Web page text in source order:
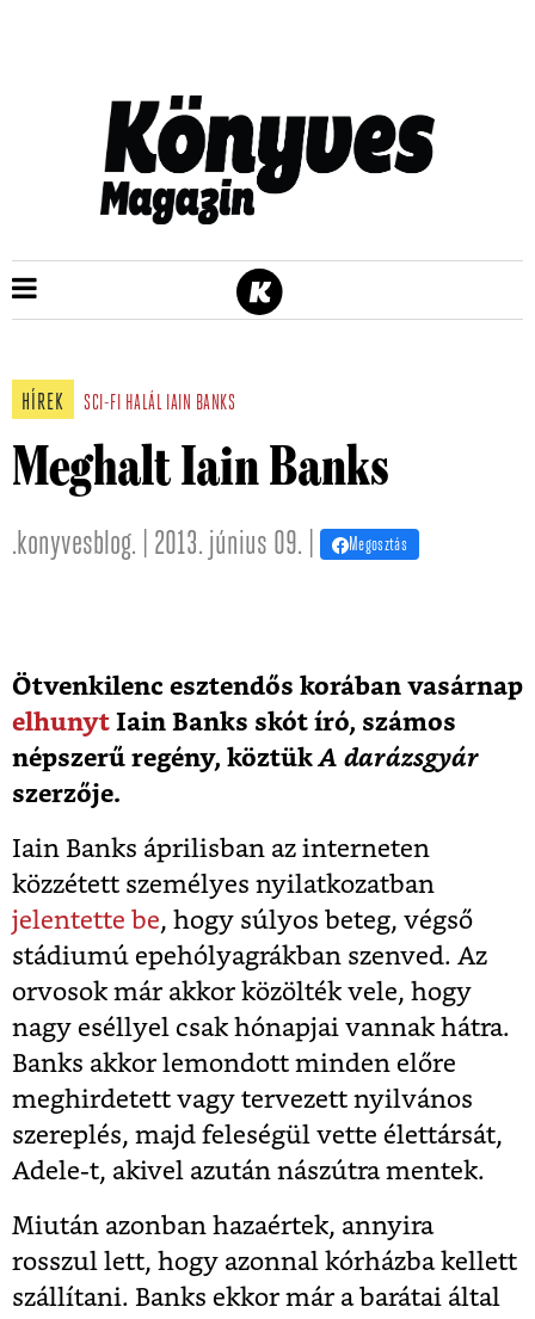
HÍREK SCI-FI HALÁL IAIN BANKS
Meghalt Iain Banks
.konyvesblog. | 2013. június 09. | Megosztás
Ötvenkilenc esztendős korában vasárnap
elhunyt Iain Banks skót író, számos
népszerű regény, köztükA darázsgyár
szerzője.
Iain Banks áprilisban az interneten
közzétett személyes nyilatkozatban
jelentette be, hogy súlyos beteg, végső
stádiumú epehólyagrákban szenved. Az
orvosok már akkor közölték vele, hogy
nagy eséllyel csak hónapjai vannak hátra.
Banks akkor lemondott minden előre
meghirdetett vagy tervezett nyilvános
szereplés, majd feleségül vette élettársát,
Adele-t, akivel azután nászútra mentek.
Miután azonban hazaértek, annyira
rosszul lett, hogy azonnal kórházba kellett
szállítani. Banks ekkor már a barátai által